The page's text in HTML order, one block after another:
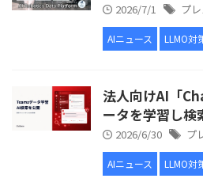
2026/7/1 プ
AIニュース LLMO対
法人向けAI「
ータを学習し検
2026/6/30 プ
AIニュース LLMO対